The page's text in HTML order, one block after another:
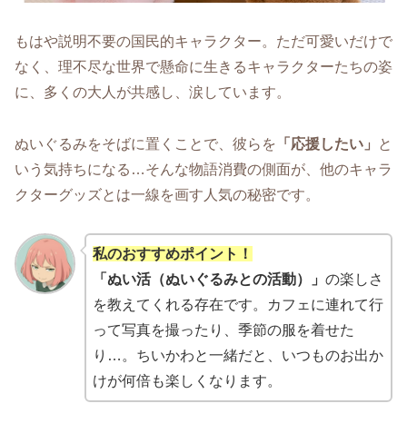
もはや説明不要の国民的キャラクター。ただ可愛いだけで
なく、理不尽な世界で懸命に生きるキャラクターたちの姿
に、多くの大人が共感し、涙しています。
ぬいぐるみをそばに置くことで、彼らを 「応援したい」
と
いう気持ちになる…そんな物語消費の側面が、他のキャラ
クターグッズとは一線を画す人気の秘密です。
私のおすすめポイント！
「ぬい活（ぬいぐるみとの活動）」 の楽しさ
を教えてくれる存在です。カフェに連れて行
って写真を撮ったり、季節の服を着せた
り…。ちいかわと一緒だと、いつものお出か
けが何倍も楽しくなります。